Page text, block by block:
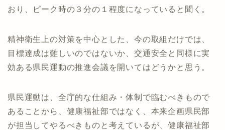
おり、ピーク時の３分の１程度になっていると聞く。
精神衛生上の対策を中心とした、今の取組だけでは、
目標達成は難しいのではないか、交通安全と同様に実
効ある県民運動の推進会議を開いてはどうかと思う。
県民運動は、全庁的な仕組み・体制で臨むべきもので
あることから、健康福祉部ではなく、本来企画県民部
が担当してやるべきものと考えているが、健康福祉部